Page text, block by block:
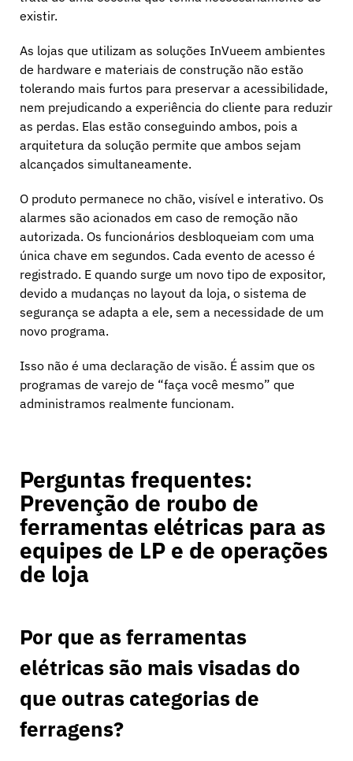
existir.
As lojas que utilizam as soluções InVueem ambientes
de hardware e materiais de construção não estão
tolerando mais furtos para preservar a acessibilidade,
nem prejudicando a experiência do cliente para reduzir
as perdas. Elas estão conseguindo ambos, pois a
arquitetura da solução permite que ambos sejam
alcançados simultaneamente.
O produto permanece no chão, visível e interativo. Os
alarmes são acionados em caso de remoção não
autorizada. Os funcionários desbloqueiam com uma
única chave em segundos. Cada evento de acesso é
registrado. E quando surge um novo tipo de expositor,
devido a mudanças no layout da loja, o sistema de
segurança se adapta a ele, sem a necessidade de um
novo programa.
Isso não é uma declaração de visão. É assim que os
programas de varejo de “faça você mesmo” que
administramos realmente funcionam.
Perguntas frequentes:
Prevenção de roubo de
ferramentas elétricas para as
equipes de LP e de operações
de loja
Por que as ferramentas
elétricas são mais visadas do
que outras categorias de
ferragens?